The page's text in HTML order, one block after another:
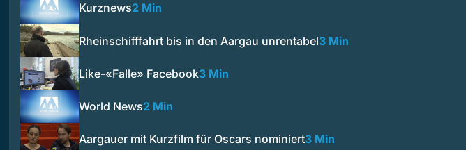
Kurznews2 Min
Rheinschifffahrt bis in den Aargau unrentabel3 Min
Like-«Falle» Facebook3 Min
World News2 Min
Aargauer mit Kurzfilm für Oscars nominiert3 Min